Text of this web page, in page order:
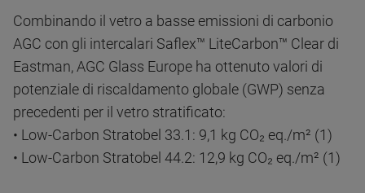
Combinando il vetro a basse emissioni di carbonio
AGC con gli intercalari Saflex™ LiteCarbon™ Clear di
Eastman, AGC Glass Europe ha ottenuto valori di
potenziale di riscaldamento globale (GWP) senza
precedenti per il vetro stratificato:
• Low-Carbon Stratobel 33.1: 9,1 kg CO₂ eq./m² (1)
• Low-Carbon Stratobel 44.2: 12,9 kg CO₂ eq./m² (1)